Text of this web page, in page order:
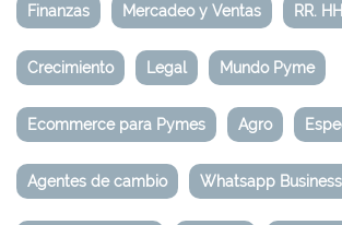
Finanzas Mercadeo y Ventas RR.
Crecimiento Legal Mundo Pyme
Ecommerce para Pymes Agro
Agentes de cambio Whatsapp Business